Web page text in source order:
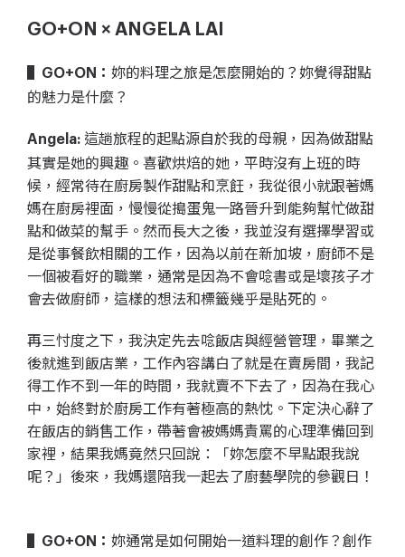
GO+ON × ANGELA LAI
▌GO+ON： 妳的料理之旅是怎麼開始的？妳覺得甜點
的魅力是什麼？
Angela: 這趟旅程的起點源自於我的母親，因為做甜點
其實是她的興趣。喜歡烘焙的她，平時沒有上班的時
候，經常待在廚房製作甜點和烹飪，我從很小就跟著媽
媽在廚房裡面，慢慢從搗蛋鬼一路晉升到能夠幫忙做甜
點和做菜的幫手。然而長大之後，我並沒有選擇學習或
是從事餐飲相關的工作，因為以前在新加坡，廚師不是
一個被看好的職業，通常是因為不會唸書或是壞孩子才
會去做廚師，這樣的想法和標籤幾乎是貼死的。
再三忖度之下，我決定先去唸飯店與經營管理，畢業之
後就進到飯店業，工作內容講白了就是在賣房間，我記
得工作不到一年的時間，我就賣不下去了，因為在我心
中，始終對於廚房工作有著極高的熱忱。下定決心辭了
在飯店的銷售工作，帶著會被媽媽責罵的心理準備回到
家裡，結果我媽竟然只回說：「妳怎麼不早點跟我說
呢？」後來，我媽還陪我一起去了廚藝學院的參觀日！
▌GO+ON： 妳通常是如何開始一道料理的創作？創作